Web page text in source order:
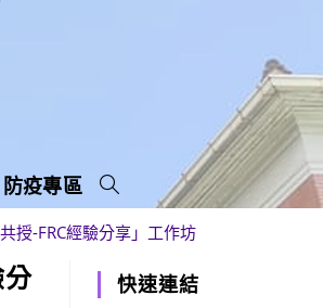
防疫專區
授-FRC經驗分享」工作坊
快速連結